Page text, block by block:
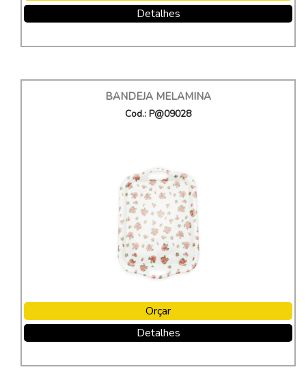
Detalhes
BANDEJA MELAMINA
Cod.: P@09028
Orçar
Detalhes